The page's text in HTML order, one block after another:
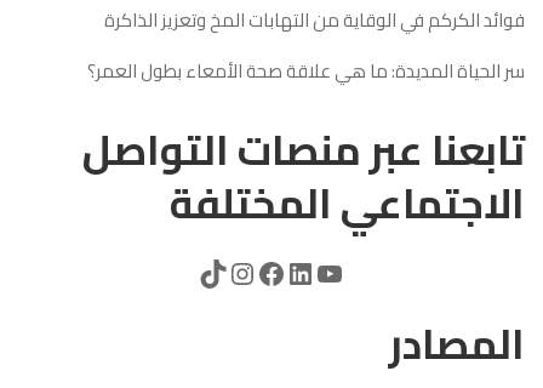
فوائد الكركم في الوقاية من التهابات المخ وتعزيز الذاكرة
سر الحياة المديدة: ما هي علاقة صحة الأمعاء بطول العمر؟
تابعنا عبر منصات التواصل
الاجتماعي المختلفة
المصادر